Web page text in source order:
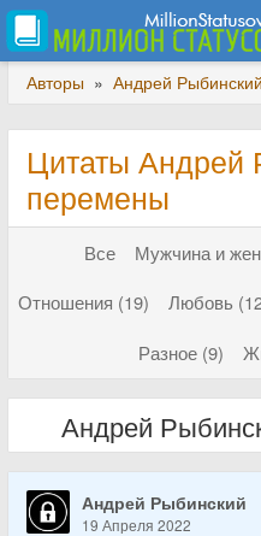
Авторы » Андрей Рыбинский
Цитаты Андрей
перемены
Все Мужчина и
Отношения (19)
Любовь
Разное (9)
Андрей
Андрей Рыбинский
19 Апреля 2022